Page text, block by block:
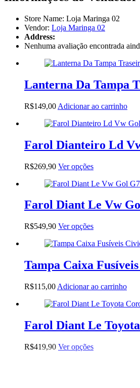
Store Name: Loja Maringa 02
Vendor: Loja Maringa 02
Address:
Nenhuma avaliação encontrada
Lanterna Da Tampa
R$149,00 Adicionar ao carrinho
Farol Dianteiro Ld
R$269,90 Ver opçõesEste
tem
variantes.
As
podem
ser
escolhidas
página
produto
Farol Diant Le Vw
R$549,90 Ver opçõesEste
tem
variantes.
As
podem
escolhidas
página
produto
Tampa Caixa
R$115,00 Adicionar ao carrinho
Farol Diant Le
R$419,90 Ver opçõesEste